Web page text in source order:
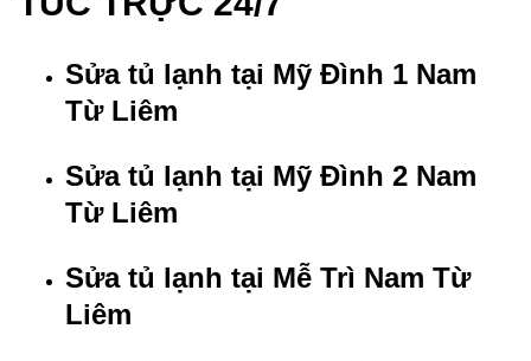
Sửa tủ lạnh tại Mỹ Đình 1 Nam
Từ Liêm
Sửa tủ lạnh tại Mỹ Đình 2 Nam
Từ Liêm
Sửa tủ lạnh tại Mễ Trì Nam Từ
Liêm